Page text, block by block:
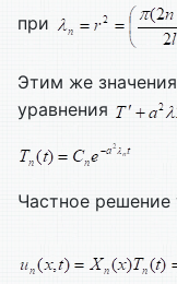
при
Этим же
уравнения
Частное решение